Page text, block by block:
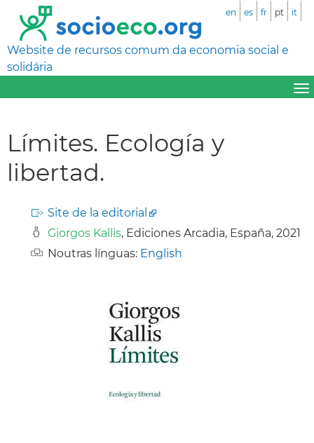
Website de recursos comum da economia social e
solidária
en es fr pt it
Límites. Ecología y
libertad.
Site de la editorial
Giorgos Kallis, Ediciones Arcadia, España, 2021
Noutras línguas: English